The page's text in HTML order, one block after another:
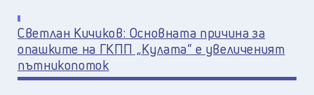
Светлан Кичиков: Основната причина за
опашките на ГКПП „Кулата“ е увеличеният
пътникопоток